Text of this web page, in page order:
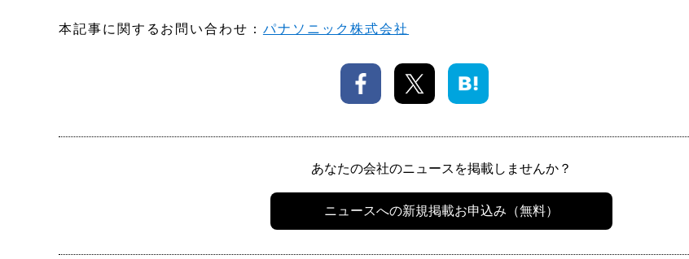
本記事に関するお問い合わせ： パナソニック株式会社
あなたの会社のニュースを掲載しませんか？
ニュースへの新規掲載お申込み（無料）